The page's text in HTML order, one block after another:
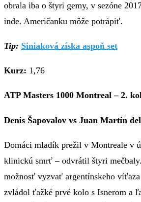
obrala iba o štyri gemy, v sezóne
inde. Američanku môže potrápiť.
Tip: Siniaková získa aspoň set
Kurz: 1,76
ATP Masters 1000 Montreal – 2.
Denis Šapovalov vs Juan Martín
Domáci mladík prežil v Montreale v
klinickú smrť – odvrátil štyri
možnosť vyzvať argentínskeho
zvládol ťažké prvé kolo s Isnerom a